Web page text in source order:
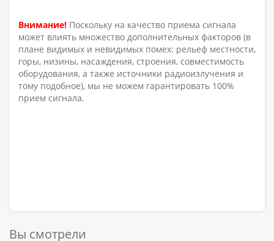
Внимание! Поскольку на качество приема сигнала
может влиять множество дополнительных факторов (в
плане видимых и невидимых помех: рельеф местности,
горы, низины, насаждения, строения, совместимость
оборудования, а также источники радиоизлучения и
тому подобное), мы не можем гарантировать 100%
прием сигнала.
Вы смотрели